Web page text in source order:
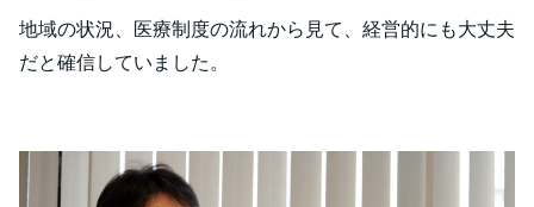
地域の状況、医療制度の流れから見て、経営的にも大丈夫
だと確信していました。